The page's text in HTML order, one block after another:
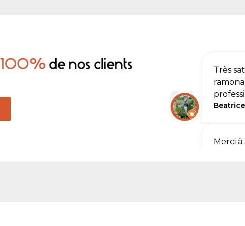
100%de nos clients
Très
Beatrice
Merci